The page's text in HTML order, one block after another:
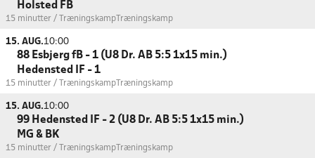
Holsted FB
15 minutter / Træningskamp Træningskamp
15. AUG.10:00
88 Esbjerg fB - 1 (U8 Dr. AB 5:5 1x15 min.)
Hedensted IF - 1
15 minutter / Træningskamp Træningskamp
15. AUG.10:00
99 Hedensted IF - 2 (U8 Dr. AB 5:5 1x15 min.)
MG & BK
15 minutter / Træningskamp Træningskamp